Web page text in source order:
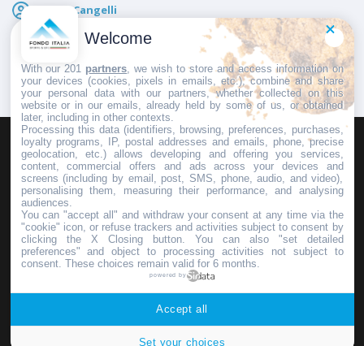
Marco Cangelli
Pubblicato il
HOMEPAGEREDAZIONEINVIA UN COMUNICATO STAMPA
PUBBLICITÀSCRIVI AL DIRETTORE
Copyright © 2016 - 2025 ASD Fondo Italia - Partita Iva: IT 03855110049
Welcome
With our 201 partners , we wish to store and access information on
your devices (cookies, pixels in emails, etc.), combine and share
your personal data with our partners, whether collected on this
website or in our emails, already held by some of us, or obtained
later, including in other contexts.
Processing this data (identifiers, browsing, preferences, purchases,
loyalty programs, IP, postal addresses and emails, phone, precise
geolocation, etc.) allows developing and offering you services,
content, commercial offers and ads across your devices and
screens (including by email, post, SMS, phone, audio, and video),
personalising them, measuring their performance, and analysing
audiences.
You can "accept all" and withdraw your consent at any time via the
"cookie" icon, or refuse trackers and activities subject to consent by
clicking the X Closing button. You can also "set detailed
preferences" and object to processing activities not subject to
consent. These choices remain valid for 6 months.
powered by
Set your choices
Accept all